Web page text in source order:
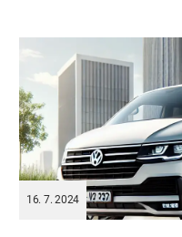
celého procesu
16. 7. 2024